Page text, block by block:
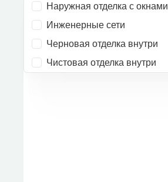
Наружная отделка с окнами
Инженерные сети
Черновая отделка внутри
Чистовая отделка внутри